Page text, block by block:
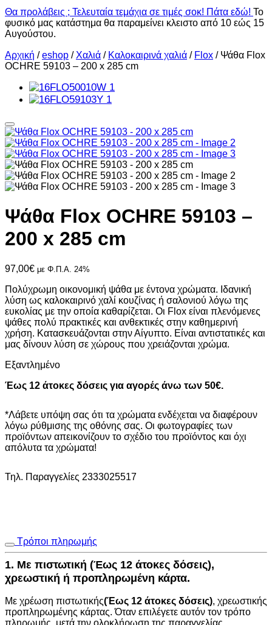
Θα προλάβεις ; Τελευταία τεμάχια σε τιμές σοκ! Πάτα εδώ! Το
φυσικό μας κατάστημα θα παραμείνει κλειστο από 10 εώς 15
Αυγούστου.
Αρχική /eshop / Χαλιά / Καλοκαιρινά χαλιά / Flox / Ψάθα Flox
OCHRE 59103 – 200 x 285 cm
Ψάθα Flox OCHRE 59103 –
200 x 285 cm
97,00€ με Φ.Π.Α. 24%
Πολύχρωμη οικονομική ψάθα με έντονα χρώματα. Ιδανική
λύση ως καλοκαιρινό χαλί κουζίνας ή σαλονιού λόγω της
ευκολίας με την οποία καθαρίζεται. Οι Flox είναι πλενόμενες
ψάθες πολύ πρακτικές και ανθεκτικές στην καθημερινή
χρήση. Κατασκευάζονται στην Αίγυπτο. Είναι αντιστατικές και
μας δίνουν λύση σε χώρους που χρειάζονται χρώμα.
Εξαντλημένο
Έως 12 άτοκες δόσεις για αγορές άνω των 50€.
*Λάβετε υπόψη σας ότι τα χρώματα ενδέχεται να διαφέρουν
λόγω ρύθμισης της οθόνης σας. Οι φωτογραφίες των
προϊόντων απεικονίζουν το σχέδιο του προϊόντος και όχι
απόλυτα τα χρώματα!
Τηλ. Παραγγελίες 2333025517
Τρόποι πληρωμής
1. Με πιστωτική (Έως 12 άτοκες δόσεις),
χρεωστική ή προπληρωμένη κάρτα.
Με χρέωση πιστωτικής(Έως 12 άτοκες δόσεις), χρεωστικής
προπληρωμένης κάρτας. Όταν επιλέγετε αυτόν τον τρόπο
πληρωμής, μετά την ολοκλήρωση της παραγγελίας,